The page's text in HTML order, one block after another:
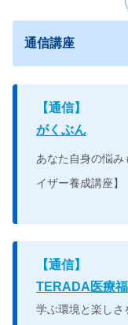
通信講座
【通信】
がくぶん
あなた自身の悩み
イザー養成講座】
【通信】
TERADA医療
学ぶ環境と楽しさ